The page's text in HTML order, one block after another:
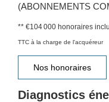
(ABONNEMENTS
** €104 000 honoraires
TTC à la charge de l'acquéreur
Nos honoraires
Diagnostics